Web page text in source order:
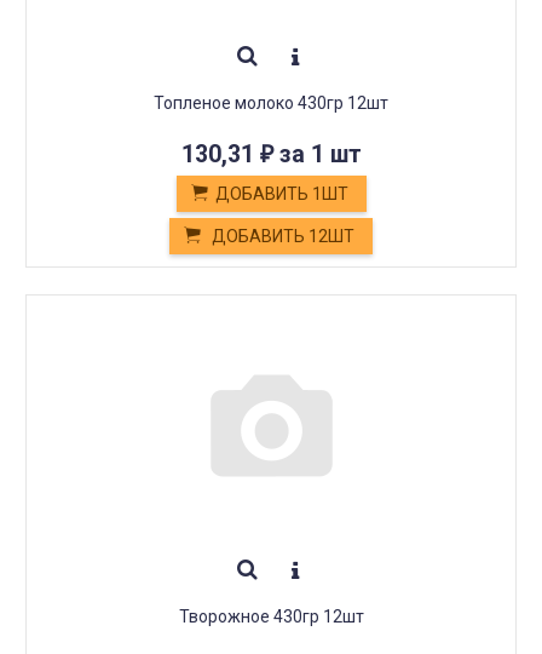
Топленое молоко 430гр 12шт
130,31 ₽за 1 шт
ДОБАВИТЬ 1ШТ
ДОБАВИТЬ 12ШТ
Творожное 430гр 12шт